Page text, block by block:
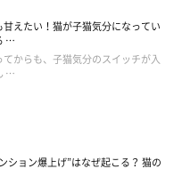
ストレスが引き金となり、
。
えたい！猫が子猫気分になってい
…
からも、子猫気分のスイッチが入
…
ション爆上げ”はなぜ起こる？ 猫の